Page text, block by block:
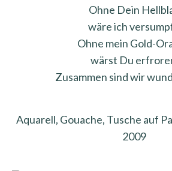
Ohne Dein
wäre ich
Ohne mein Gold-
wärst Du
Zusammen sind wir
Aquarell, Gouache, Tusche auf
2009